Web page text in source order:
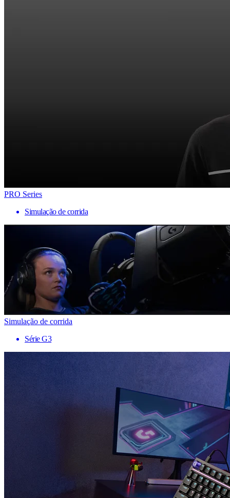
PRO Series
Simulação de corrida
Simulação de corrida
Série G3